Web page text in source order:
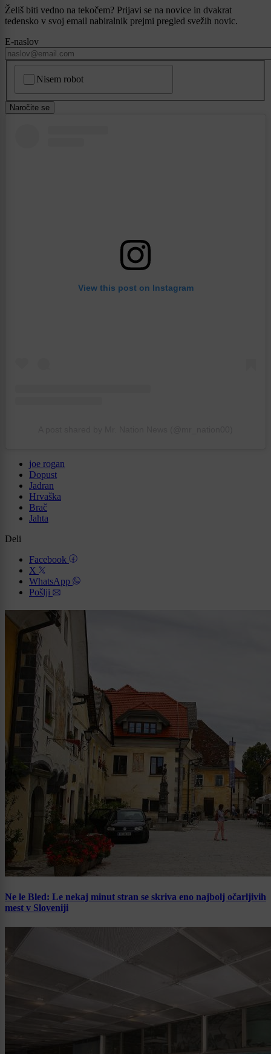
Želiš biti vedno na tekočem? Prijavi se na novice in dvakrat
tedensko v svoj email nabiralnik prejmi pregled svežih novic.
E-naslov
Nisem robot
Naročite se
View this post on Instagram
joe rogan
Dopust
Jadran
Hrvaška
Brač
Jahta
Deli
Facebook
X
WhatsApp
Pošlji
Ne le Bled: Le nekaj minut stran se skriva eno najbolj očarljivih
mest v Sloveniji